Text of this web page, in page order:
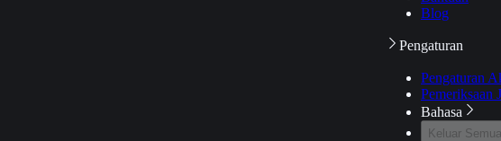
Blog
Pengaturan
Pengaturan
Pemeriksaan
Bahasa
Keluar